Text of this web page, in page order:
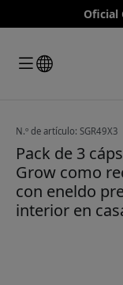
Oficial
N.º de artículo: SGR49X3
Pack de 3
Grow como
con eneldo
interior en